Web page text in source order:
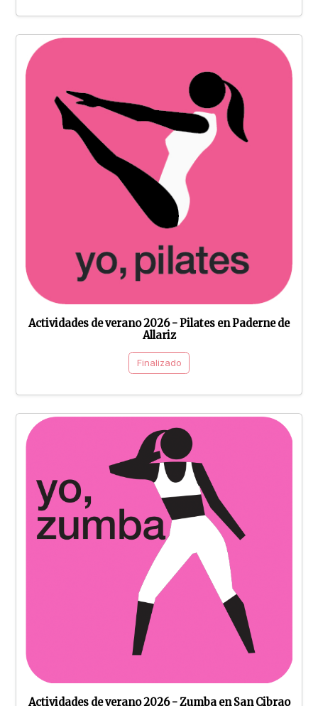
Actividades de verano 2026 - Pilates en Paderne de
Allariz
Finalizado
Actividades de verano 2026 - Zumba en San Cibrao